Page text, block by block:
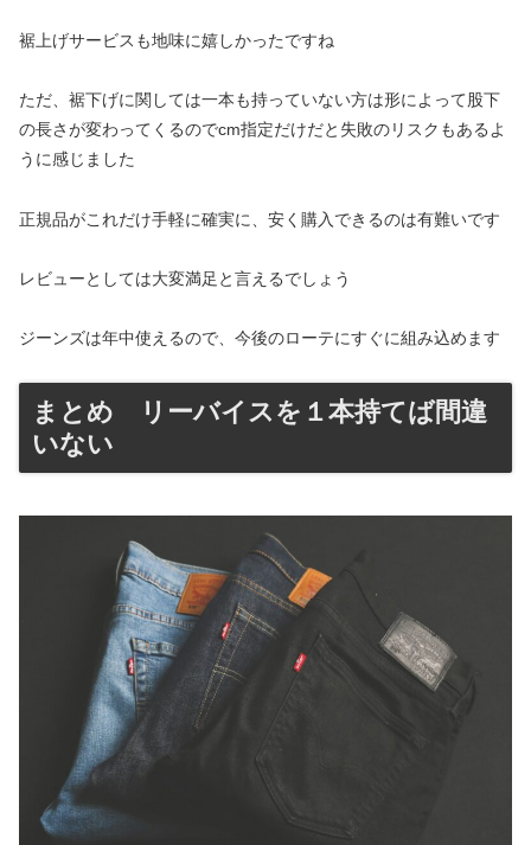
裾上げサービスも地味に嬉しかったですね
ただ、裾下げに関しては一本も持っていない方は形によって股下
の長さが変わってくるのでcm指定だけだと失敗のリスクもあるよ
うに感じました
正規品がこれだけ手軽に確実に、安く購入できるのは有難いです
レビューとしては大変満足と言えるでしょう
ジーンズは年中使えるので、今後のローテにすぐに組み込めます
まとめ リーバイスを１本持てば間違
いない